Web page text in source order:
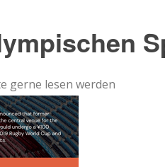
gerne lesen werden